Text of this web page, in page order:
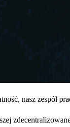
nasz zespół